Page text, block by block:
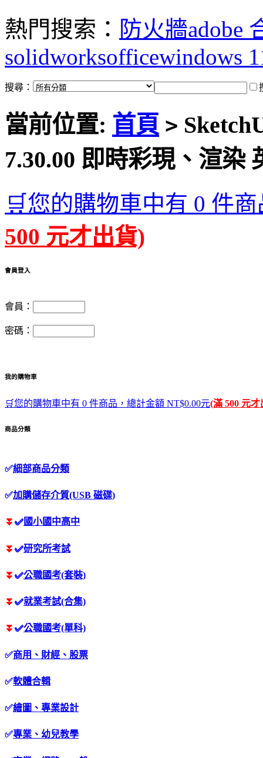
熱門搜索： 防火牆adobe
solidworksofficewindows
搜尋：
當前位置: 首頁 >
7.30.00 即時彩現、渲染
🛒您的購物車中有 0 件
500 元才出貨)
會員登入
會員：
密碼：
我的購物車
🛒您的購物車中有 0 件商品，總計金額 NT$0.00元(滿 500 元才
商品分類
✅細部商品分類
✅加購儲存介質(USB 磁碟)
⏬ ✅國小國中高中
⏬ ✅研究所考試
⏬ ✅公職國考(套裝)
⏬ ✅就業考試(合集)
⏬ ✅公職國考(單科)
✅商用、財經、股票
✅軟體合輯
✅繪圖、專業設計
✅專業、幼兒教學